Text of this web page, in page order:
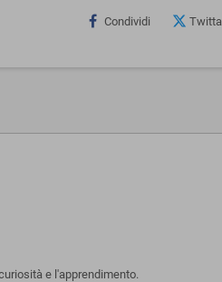
Condividi Twitta
e l'apprendimento.